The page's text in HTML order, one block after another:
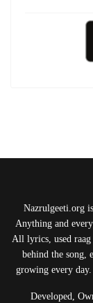
Nazrulgeeti.org
Anything and
All lyrics, used
behind the song,
growing every
Developed,